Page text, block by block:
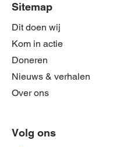
Sitemap
Dit doen wij
Kom in actie
Doneren
Nieuws & verhalen
Over ons
Volg ons